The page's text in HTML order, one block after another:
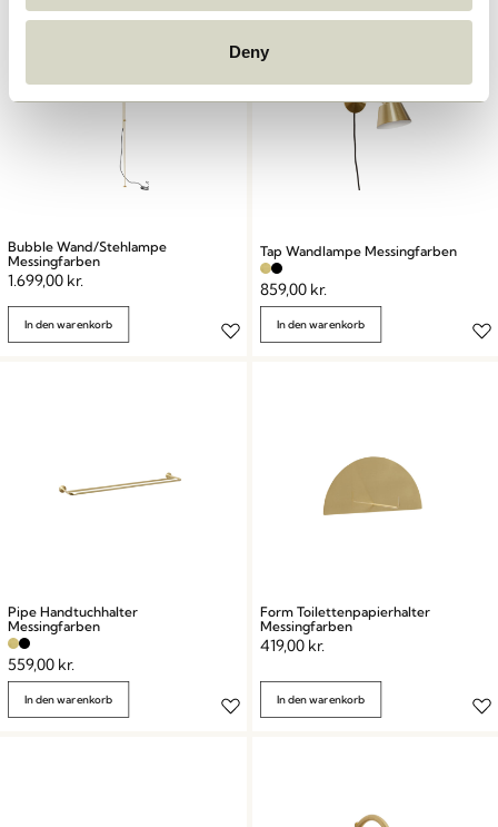
Deny
Bubble Wand/Stehlampe
Messingfarben
1.699,00 kr.
In den warenkorb
Tap Wandlampe Messingfarben
859,00 kr.
In den warenkorb
Pipe Handtuchhalter
Messingfarben
559,00 kr.
In den warenkorb
Form Toilettenpapierhalter
Messingfarben
419,00 kr.
In den warenkorb